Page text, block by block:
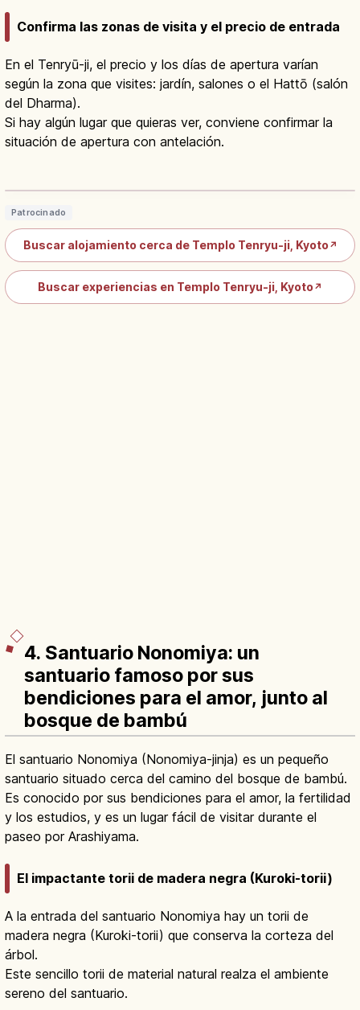
Confirma las zonas de visita y el precio de entrada
En el Tenryū-ji, el precio y los días de apertura varían
según la zona que visites: jardín, salones o el Hattō (salón
del Dharma).
Si hay algún lugar que quieras ver, conviene confirmar la
situación de apertura con antelación.
Templo Tenryu-ji en Arashiyama: zen,
Patrocinado
Buscar alojamiento cerca de Templo Tenryu-ji, Kyoto ↗
Buscar experiencias en Templo Tenryu-ji, Kyoto ↗
4. Santuario Nonomiya: un
santuario famoso por sus
bendiciones para el amor, junto al
bosque de bambú
El santuario Nonomiya (Nonomiya-jinja) es un pequeño
santuario situado cerca del camino del bosque de bambú.
Es conocido por sus bendiciones para el amor, la fertilidad
y los estudios, y es un lugar fácil de visitar durante el
paseo por Arashiyama.
El impactante torii de madera negra (Kuroki-torii)
A la entrada del santuario Nonomiya hay un torii de
madera negra (Kuroki-torii) que conserva la corteza del
árbol.
Este sencillo torii de material natural realza el ambiente
sereno del santuario.